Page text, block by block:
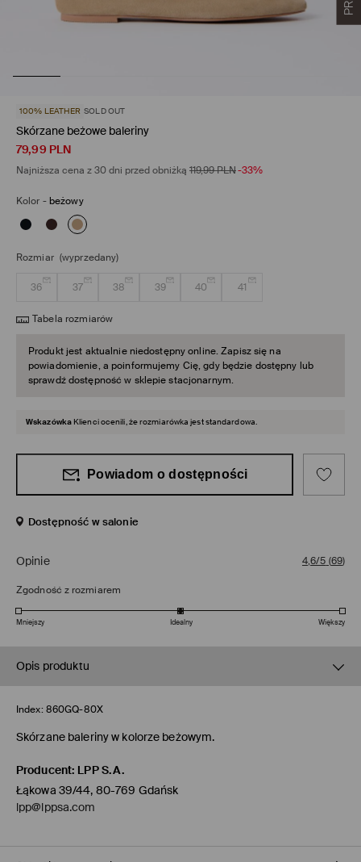
100% LEATHER SOLD OUT
Skórzane beżowe baleriny
79,99 PLN
Najniższa cena z 30 dni przed obniżką 119,99PLN-33%
Kolor - beżowy
Rozmiar (wyprzedany)
36 37 38 39 40 41
Tabela rozmiarów
Produkt jest aktualnie niedostępny online. Zapisz się na
powiadomienie, a poinformujemy Cię, gdy będzie dostępny lub
sprawdź dostępność w sklepie stacjonarnym.
Wskazówka Klienci ocenili, że rozmiarówka jest standardowa.
Powiadom o dostępności
Dostępność w salonie
Opinie 4,6/5 (69)
Zgodność z rozmiarem
Mniejszy Idealny Większy
Opis produktu
Index: 860GQ-80X
Skórzane baleriny w kolorze beżowym.
Producent: LPP S.A.
Łąkowa 39/44, 80-769 Gdańsk
lpp@lppsa.com